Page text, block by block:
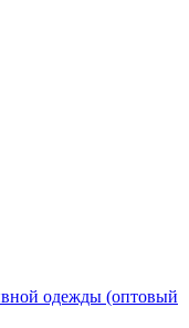
одежды (оптовый